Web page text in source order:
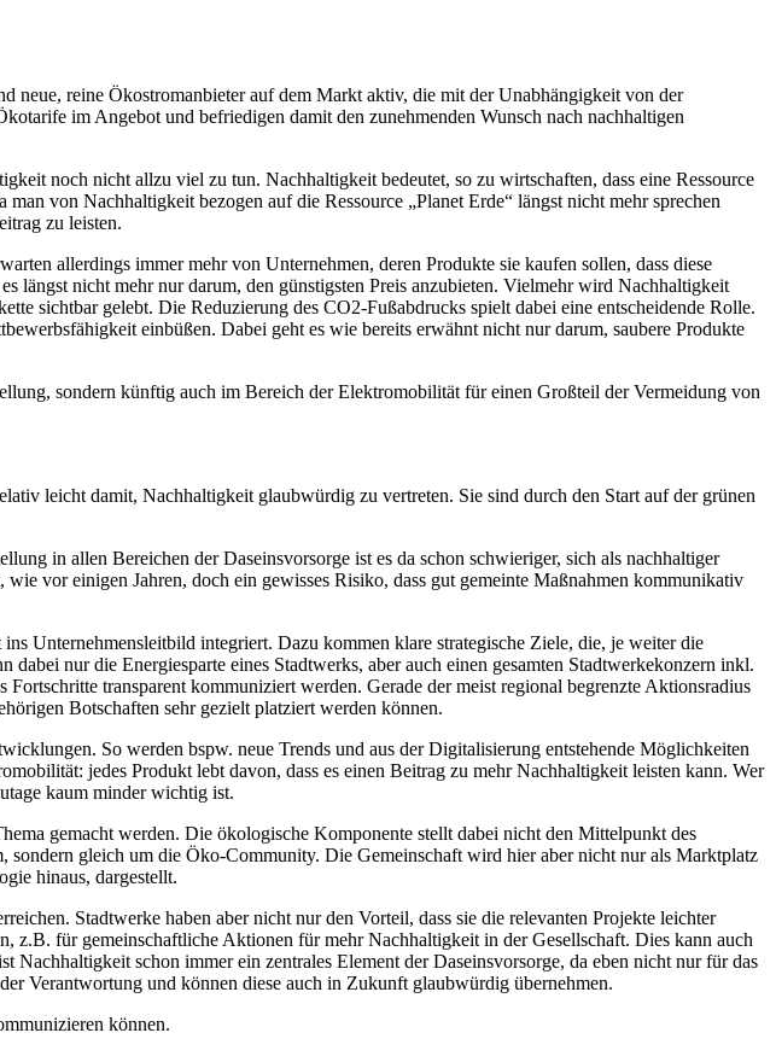
neue, reine Ökostromanbieter auf dem Markt aktiv, die mit der Unabhängigkeit von der
im Angebot und befriedigen damit den zunehmenden Wunsch nach nachhaltigen
noch nicht allzu viel zu tun. Nachhaltigkeit bedeutet, so zu wirtschaften, dass eine Ressource
von Nachhaltigkeit bezogen auf die Ressource „Planet Erde“ längst nicht mehr sprechen
zu leisten.
allerdings immer mehr von Unternehmen, deren Produkte sie kaufen sollen, dass diese
nicht mehr nur darum, den günstigsten Preis anzubieten. Vielmehr wird Nachhaltigkeit
sichtbar gelebt. Die Reduzierung des CO2-Fußabdrucks spielt dabei eine entscheidende Rolle.
einbüßen. Dabei geht es wie bereits erwähnt nicht nur darum, saubere Produkte
sondern künftig auch im Bereich der Elektromobilität für einen Großteil der Vermeidung von
leicht damit, Nachhaltigkeit glaubwürdig zu vertreten. Sie sind durch den Start auf der grünen
in allen Bereichen der Daseinsvorsorge ist es da schon schwieriger, sich als nachhaltiger
vor einigen Jahren, doch ein gewisses Risiko, dass gut gemeinte Maßnahmen kommunikativ
Unternehmensleitbild integriert. Dazu kommen klare strategische Ziele, die, je weiter die
nur die Energiesparte eines Stadtwerks, aber auch einen gesamten Stadtwerkekonzern inkl.
transparent kommuniziert werden. Gerade der meist regional begrenzte Aktionsradius
Botschaften sehr gezielt platziert werden können.
So werden bspw. neue Trends und aus der Digitalisierung entstehende Möglichkeiten
jedes Produkt lebt davon, dass es einen Beitrag zu mehr Nachhaltigkeit leisten kann. Wer
kaum minder wichtig ist.
gemacht werden. Die ökologische Komponente stellt dabei nicht den Mittelpunkt des
gleich um die Öko-Community. Die Gemeinschaft wird hier aber nicht nur als Marktplatz
hinaus, dargestellt.
Stadtwerke haben aber nicht nur den Vorteil, dass sie die relevanten Projekte leichter
z.B. für gemeinschaftliche Aktionen für mehr Nachhaltigkeit in der Gesellschaft. Dies kann auch
schon immer ein zentrales Element der Daseinsvorsorge, da eben nicht nur für das
Verantwortung und können diese auch in Zukunft glaubwürdig übernehmen.
können.